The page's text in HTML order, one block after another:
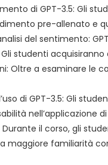
di GPT-3.5: Gli
pre-allenato e
del sentimento:
studenti
Oltre a esaminare le
di GPT-3.5: Gli
nell’applicazione
Durante il corso, gli
maggiore familiarità